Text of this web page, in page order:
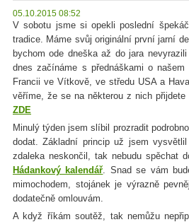
05.10.2015 08:52
V sobotu jsme si opekli poslední
tradice. Máme svůj originální první jarní
bychom ode dneška až do jara
dnes začínáme s přednáškami o
Francii ve Vítkově, ve středu USA a
věříme, že se na některou z nich
ZDE
Minulý týden jsem slíbil prozradit
dodat. Základní princip už jsem
zdaleka neskončil, tak nebudu spěchat
Hádankový kalendář. Snad se vám
mimochodem, stojánek je výrazně
dodatečně omlouvám.
A když říkám soutěž, tak nemůžu